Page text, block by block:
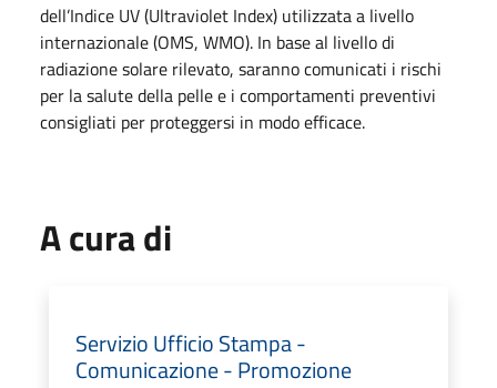
dell’Indice UV (Ultraviolet Index) utilizzata a livello
internazionale (OMS, WMO). In base al livello di
radiazione solare rilevato, saranno comunicati i rischi
per la salute della pelle e i comportamenti preventivi
consigliati per proteggersi in modo efficace.
A cura di
Servizio Ufficio Stampa -
Comunicazione - Promozione